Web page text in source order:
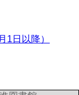
1日以降）